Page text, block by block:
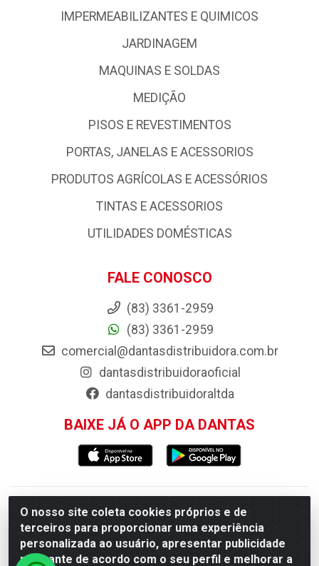
O nosso site coleta cookies próprios e de
terceiros para proporcionar uma experiência
personalizada ao usuário, apresentar publicidade
relevante de acordo com o seu perfil e melhorar a
IMPERMEABILIZANTES E QUIMICOS
JARDINAGEM
MAQUINAS E SOLDAS
MEDIÇÃO
PISOS E REVESTIMENTOS
PORTAS, JANELAS E ACESSORIOS
PRODUTOS AGRÍCOLAS E ACESSÓRIOS
TINTAS E ACESSORIOS
UTILIDADES DOMÉSTICAS
FALE CONOSCO
(83) 3361-2959
(83) 3361-2959
comercial@dantasdistribuidora.com.br
dantasdistribuidoraoficial
dantasdistribuidoraltda
BAIXE JÁ O APP DA DANTAS
Dantas Distribuidora - Rua Sebastião Araújo, 404 -
Centro, Esperança/PB - CEP 58.135-000 - CNPJ
09.046.825/0001-11